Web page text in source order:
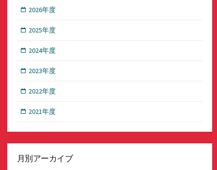
2026年度
2025年度
2024年度
2023年度
2022年度
2021年度
月別アーカイブ